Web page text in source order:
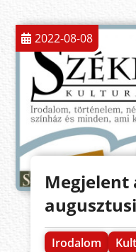
2022-08-08
Megjelent
Irodalom